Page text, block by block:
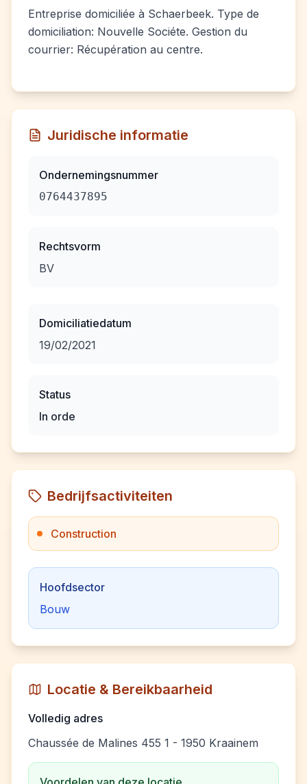
Entreprise domiciliée à Schaerbeek. Type de
domiciliation: Nouvelle Sociéte. Gestion du
courrier: Récupération au centre.
Juridische informatie
Ondernemingsnummer
0764437895
Rechtsvorm
BV
Domiciliatiedatum
19/02/2021
Status
In orde
Bedrijfsactiviteiten
Construction
Hoofdsector
Bouw
Locatie & Bereikbaarheid
Volledig adres
Chaussée de Malines 455 1 - 1950 Kraainem